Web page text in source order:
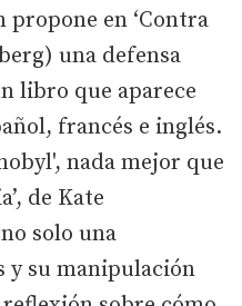
propone en ‘Contra
una defensa
libro que aparece
francés e inglés.
nada mejor que
de Kate
solo una
y su manipulación